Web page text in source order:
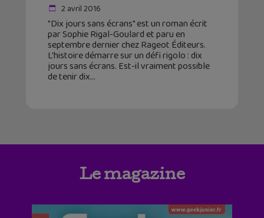
2 avril 2016
"Dix jours sans écrans" est un roman écrit
par Sophie Rigal-Goulard et paru en
septembre dernier chez Rageot Éditeurs.
L'histoire démarre sur un défi rigolo : dix
jours sans écrans. Est-il vraiment possible
de tenir dix
Le magazine